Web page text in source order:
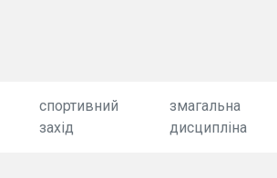
спортивний
захід
змагальна
дисципліна